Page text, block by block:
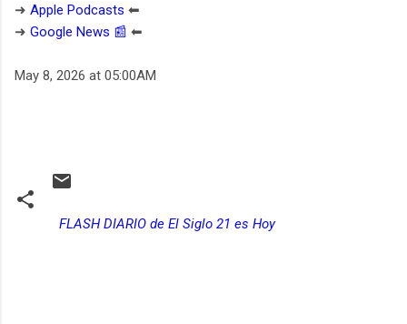
➜ Apple Podcasts ⬅︎
➜ Google News 📰 ⬅︎
May 8, 2026 at 05:00AM
FLASH DIARIO de El Siglo 21 es Hoy